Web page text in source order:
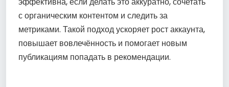
с органическим контентом и следить за
метриками. Такой подход ускоряет рост аккаунта,
повышает вовлечённость и помогает новым
публикациям попадать в рекомендации.